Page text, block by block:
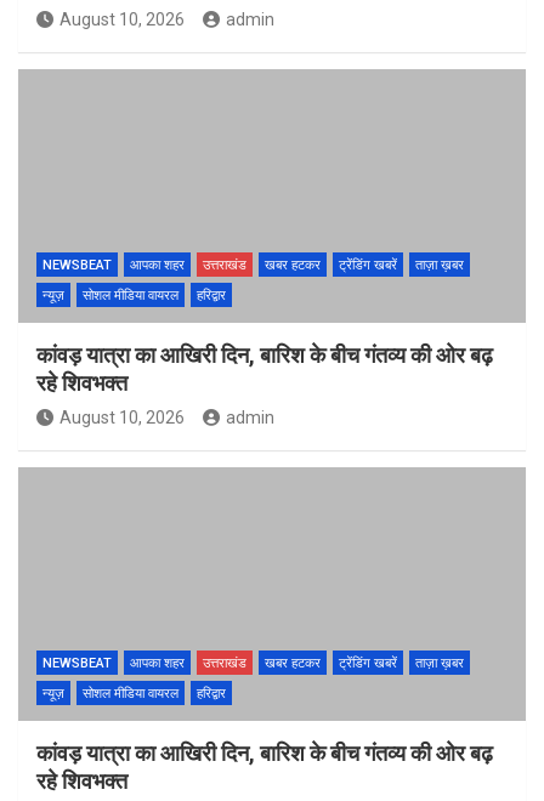
August 10, 2026 admin
NEWSBEAT आपका शहर उत्तराखंड खबर हटकर ट्रेंडिंग खबरें
ताज़ा ख़बर
न्यूज़
सोशल मीडिया वायरल हरिद्वार
कांवड़ यात्रा का आखिरी दिन, बारिश के बीच गंतव्य की ओर बढ़
रहे शिवभक्त
August 10, 2026 admin
NEWSBEAT आपका शहर उत्तराखंड खबर हटकर ट्रेंडिंग खबरें
ताज़ा ख़बर
न्यूज़
सोशल मीडिया वायरल हरिद्वार
कांवड़ यात्रा का आखिरी दिन, बारिश के बीच गंतव्य की ओर बढ़
रहे शिवभक्त